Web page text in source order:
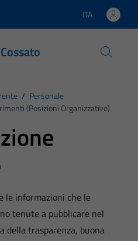
Lingua attiva:
ITA
/ Personale
(Posizioni Organizzative)
le informazioni che le
tenute a pubblicare nel
della trasparenza, buona